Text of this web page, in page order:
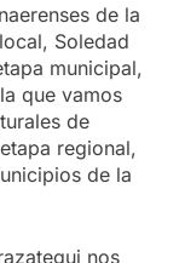
de la
Soledad
municipal,
que vamos
de
regional,
de la
nos